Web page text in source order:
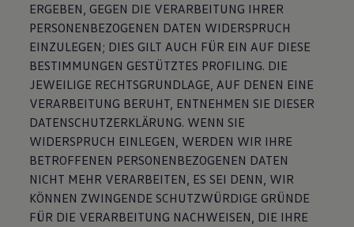
ERGEBEN, GEGEN DIE VERARBEITUNG IHRER
PERSONENBEZOGENEN DATEN WIDERSPRUCH
EINZULEGEN; DIES GILT AUCH FÜR EIN AUF DIESE
BESTIMMUNGEN GESTÜTZTES PROFILING. DIE
JEWEILIGE RECHTSGRUNDLAGE, AUF DENEN EINE
VERARBEITUNG BERUHT, ENTNEHMEN SIE DIESER
DATENSCHUTZERKLÄRUNG. WENN SIE
WIDERSPRUCH EINLEGEN, WERDEN WIR IHRE
BETROFFENEN PERSONENBEZOGENEN DATEN
NICHT MEHR VERARBEITEN, ES SEI DENN, WIR
KÖNNEN ZWINGENDE SCHUTZWÜRDIGE GRÜNDE
FÜR DIE VERARBEITUNG NACHWEISEN, DIE IHRE